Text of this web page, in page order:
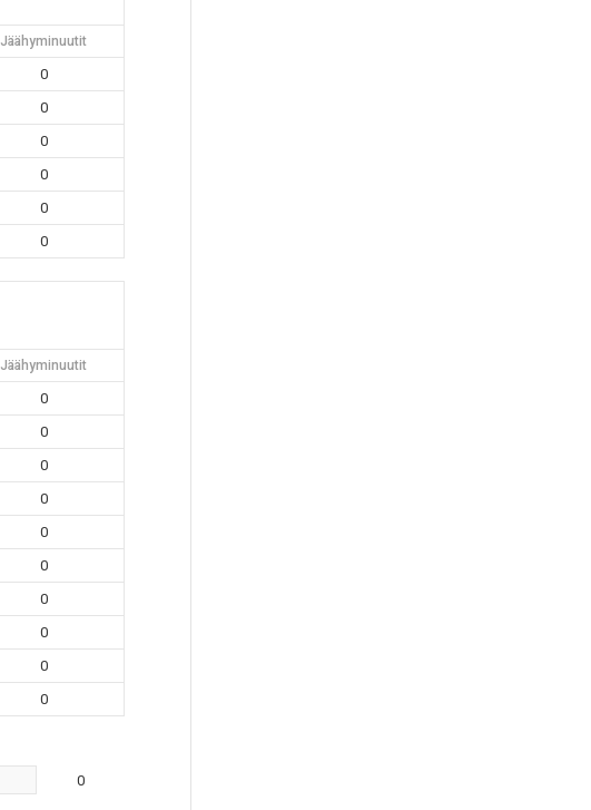
Jäähyminuutit
0
0
0
0
0
0
Jäähyminuutit
0
0
0
0
0
0
0
0
0
0
0